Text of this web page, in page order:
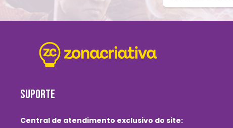
SUPORTE
Central de atendimento exclusivo do site: